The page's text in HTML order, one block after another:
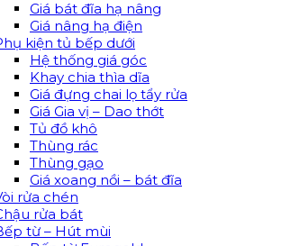
Giá bát đĩa hạ nâng
Giá nâng hạ điện
kiện tủ bếp dưới
Hệ thống giá góc
Khay chia thìa dĩa
Giá đựng chai lọ tẩy rửa
Giá Gia vị – Dao thớt
Tủ đồ khô
Thùng rác
Thùng gạo
Giá xoang nồi – bát đĩa
rửa chén
rửa bát
từ – Hút mùi